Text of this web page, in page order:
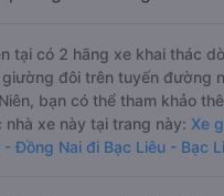
tại có 2 hãng xe khai thác
giường đôi trên tuyến đường
bạn có thể tham khảo
nhà xe này tại trang này: Xe
- Đồng Nai đi Bạc Liêu - Bạc